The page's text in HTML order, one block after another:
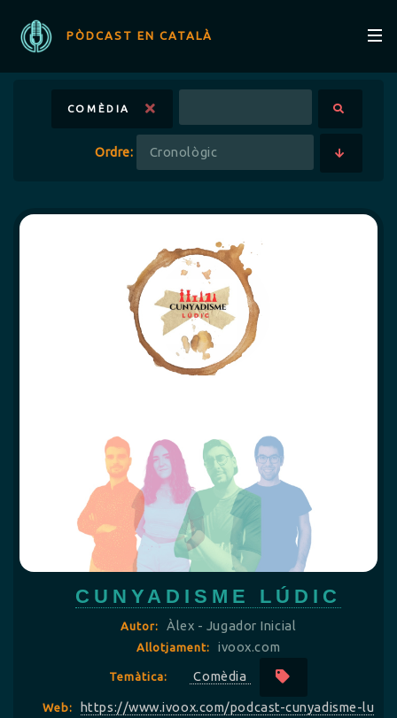
PÒDCAST EN CATALÀ
COMÈDIA
Ordre:
CUNYADISME LÚDIC
Autor: Àlex - Jugador Inicial
Allotjament: ivoox.com
Temàtica: Comèdia
Web:
https://www.ivoox.com/podcast-cunyadisme-lu